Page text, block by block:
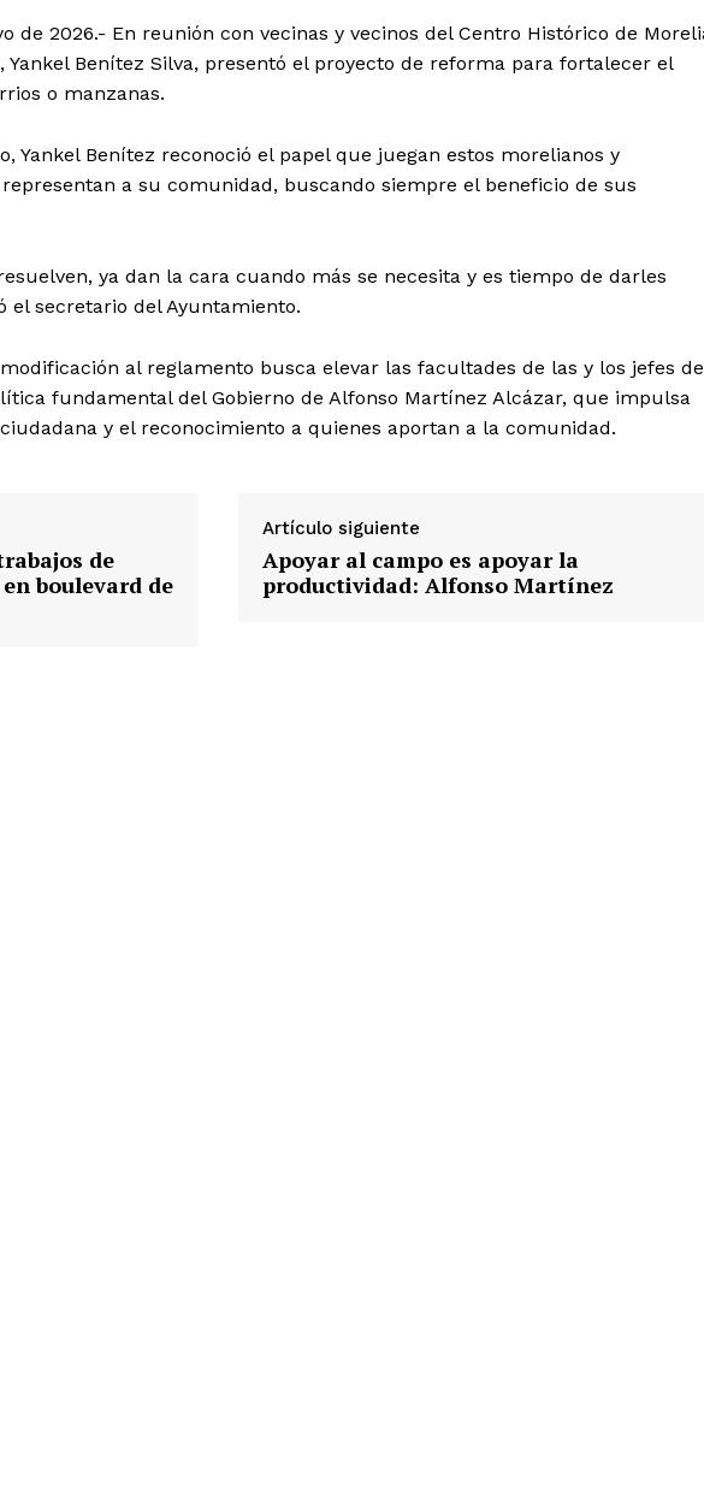
de 2026.- En reunión con vecinas y vecinos del Centro Histórico de
Benítez Silva, presentó el proyecto de reforma para fortalecer el
o manzanas.
Yankel Benítez reconoció el papel que juegan estos morelianos y
a su comunidad, buscando siempre el beneficio de sus
ya dan la cara cuando más se necesita y es tiempo de darles
el secretario del Ayuntamiento.
al reglamento busca elevar las facultades de las y los jefes de
fundamental del Gobierno de Alfonso Martínez Alcázar, que impulsa
y el reconocimiento a quienes aportan a la comunidad.
de
boulevard de
Artículo siguiente
Apoyar al campo es apoyar la
productividad: Alfonso Martínez